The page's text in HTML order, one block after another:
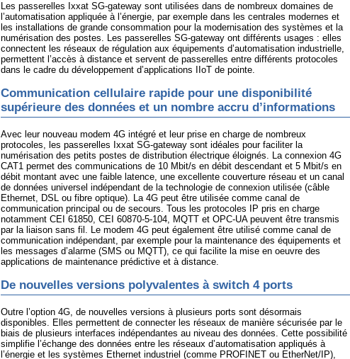
Les passerelles Ixxat SG-gateway sont utilisées dans de nombreux domaines de
l’automatisation appliquée à l’énergie, par exemple dans les centrales modernes et
les installations de grande consommation pour la modernisation des systèmes et la
numérisation des postes. Les passerelles SG-gateway ont différents usages : elles
connectent les réseaux de régulation aux équipements d’automatisation industrielle,
permettent l’accès à distance et servent de passerelles entre différents protocoles
dans le cadre du développement d’applications IIoT de pointe.
Communication cellulaire rapide pour une disponibilité
supérieure des données et un nombre accru d’informations
Avec leur nouveau modem 4G intégré et leur prise en charge de nombreux
protocoles, les passerelles Ixxat SG-gateway sont idéales pour faciliter la
numérisation des petits postes de distribution électrique éloignés. La connexion 4G
CAT1 permet des communications de 10 Mbit/s en débit descendant et 5 Mbit/s en
débit montant avec une faible latence, une excellente couverture réseau et un canal
de données universel indépendant de la technologie de connexion utilisée (câble
Ethernet, DSL ou fibre optique). La 4G peut être utilisée comme canal de
communication principal ou de secours. Tous les protocoles IP pris en charge
notamment CEI 61850, CEI 60870-5-104, MQTT et OPC-UA peuvent être transmis
par la liaison sans fil. Le modem 4G peut également être utilisé comme canal de
communication indépendant, par exemple pour la maintenance des équipements et
les messages d’alarme (SMS ou MQTT), ce qui facilite la mise en oeuvre des
applications de maintenance prédictive et à distance.
De nouvelles versions polyvalentes à switch 4 ports
Outre l’option 4G, de nouvelles versions à plusieurs ports sont désormais
disponibles. Elles permettent de connecter les réseaux de manière sécurisée par le
biais de plusieurs interfaces indépendantes au niveau des données. Cette possibilité
simplifie l’échange des données entre les réseaux d’automatisation appliqués à
l’énergie et les systèmes Ethernet industriel (comme PROFINET ou EtherNet/IP),